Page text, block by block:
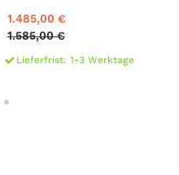
1.485,00 €
1.585,00 €
Lieferfrist: 1-3 Werktage